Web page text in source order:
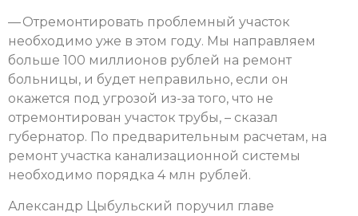
— Отремонтировать проблемный участок
необходимо уже в этом году. Мы направляем
больше 100 миллионов рублей на ремонт
больницы, и будет неправильно, если он
окажется под угрозой из-за того, что не
отремонтирован участок трубы, – сказал
губернатор. По предварительным расчетам, на
ремонт участка канализационной системы
необходимо порядка 4 млн рублей.
Александр Цыбульский поручил главе